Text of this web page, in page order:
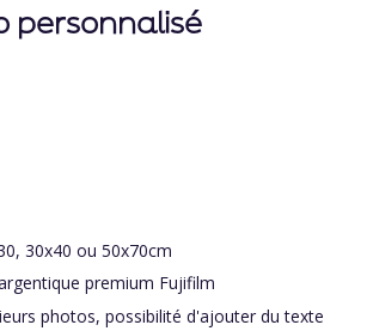
personnalisé
30x40 ou 50x70cm
premium Fujifilm
photos, possibilité d'ajouter du texte